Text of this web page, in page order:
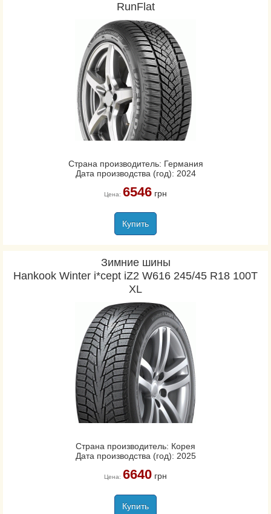
RunFlat
Страна производитель: Германия
Дата производства (год): 2024
Цена: 6546грн
Купить
Зимние шины
Hankook Winter i*cept iZ2 W616 245/45 R18 100T
XL
Страна производитель: Корея
Дата производства (год): 2025
Цена: 6640грн
Купить